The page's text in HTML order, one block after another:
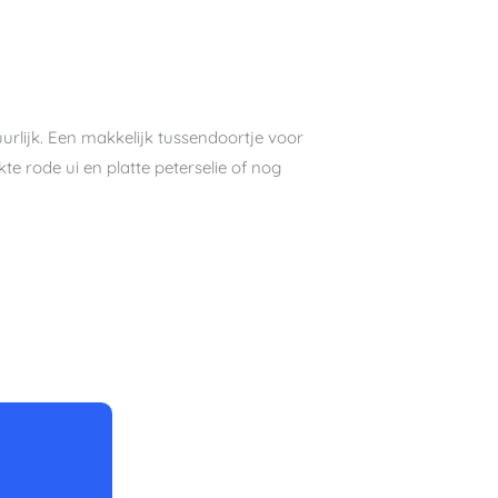
Een makkelijk tussendoortje voor
rode ui en platte peterselie of nog